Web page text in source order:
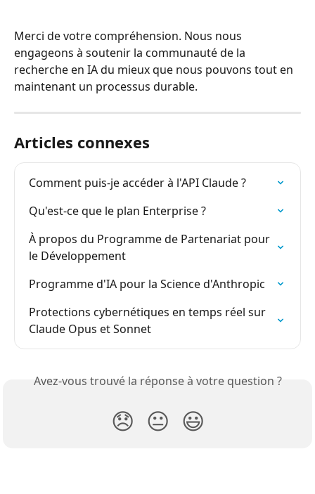
​Merci de votre compréhension. Nous nous
engageons à soutenir la communauté de la
recherche en IA du mieux que nous pouvons tout en
maintenant un processus durable.
Articles connexes
Comment puis-je accéder à l'API Claude ?
Qu'est-ce que le plan Enterprise ?
À propos du Programme de Partenariat pour
le Développement
Programme d'IA pour la Science d'Anthropic
Protections cybernétiques en temps réel sur
Claude Opus et Sonnet
Avez-vous trouvé la réponse à votre question ?
😞 😐 😃